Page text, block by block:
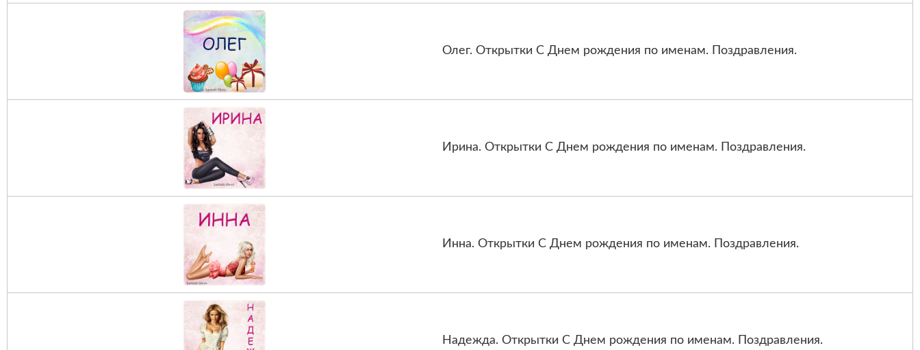
Олег. Открытки С Днем рождения по именам. Поздравления.
Ирина. Открытки С Днем рождения по именам. Поздравления.
Инна. Открытки С Днем рождения по именам. Поздравления.
Надежда. Открытки С Днем рождения по именам. Поздравления.